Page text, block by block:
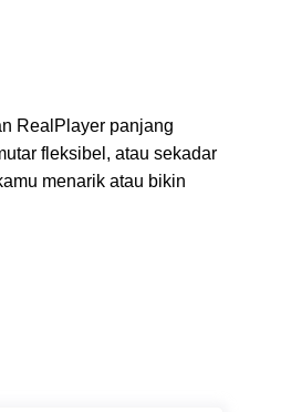
RealPlayer panjang
fleksibel, atau sekadar
menarik atau bikin